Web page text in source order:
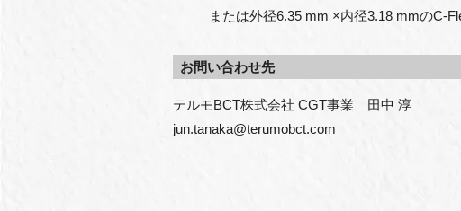
または外径6.35 mm ×内径3.18 mmのC-
お問い合わせ先
テルモBCT株式会社 CGT事業　田中 淳
jun.tanaka@terumobct.com